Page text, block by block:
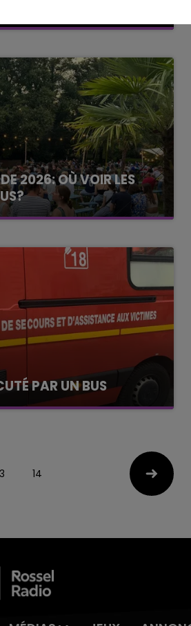
2026: OÙ VOIR LES
PAR UN BUS
14